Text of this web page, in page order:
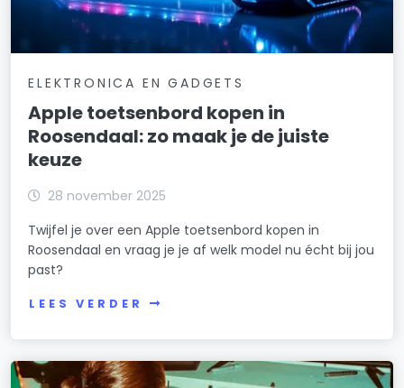
ELEKTRONICA EN GADGETS
Apple toetsenbord kopen in
Roosendaal: zo maak je de juiste
keuze
28 november 2025
Twijfel je over een Apple toetsenbord kopen in
Roosendaal en vraag je je af welk model nu écht bij jou
past?
LEES VERDER